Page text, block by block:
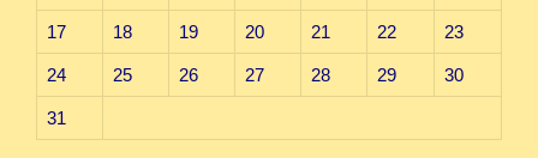
17 18 19 20 21 22 23
24 25 26 27 28 29 30
31